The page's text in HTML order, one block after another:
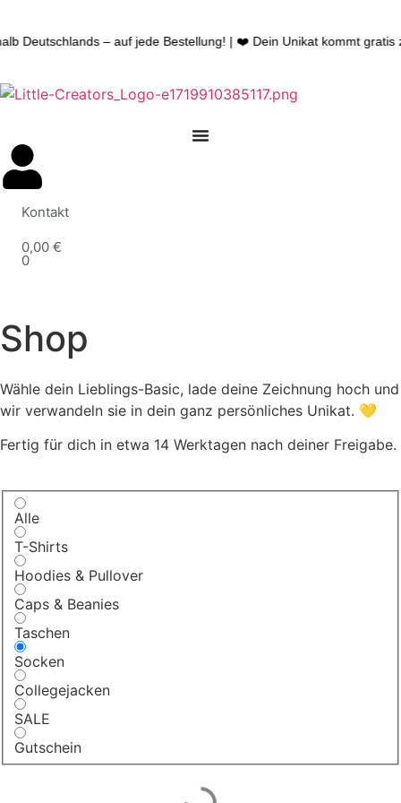
Deutschlands – auf jede Bestellung! | ❤️ Dein Unikat kommt
Kontakt
0,00 €
0
Shop
Wähle dein Lieblings-Basic, lade deine Zeichnung hoch und
wir verwandeln sie in dein ganz persönliches Unikat. 💛
Fertig für dich in etwa 14 Werktagen nach deiner Freigabe.
Alle
T-Shirts
Hoodies & Pullover
Caps & Beanies
Taschen
Socken
Collegejacken
SALE
Gutschein